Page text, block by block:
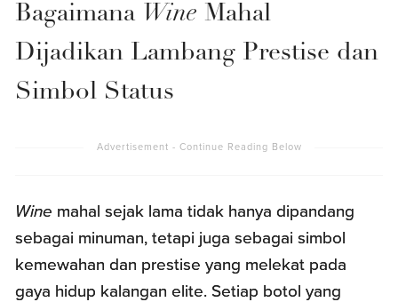
Bagaimana Wine Mahal
Dijadikan Lambang Prestise dan
Simbol Status
Wine mahal sejak lama tidak hanya dipandang
sebagai minuman, tetapi juga sebagai simbol
kemewahan dan prestise yang melekat pada
gaya hidup kalangan elite. Setiap botol yang